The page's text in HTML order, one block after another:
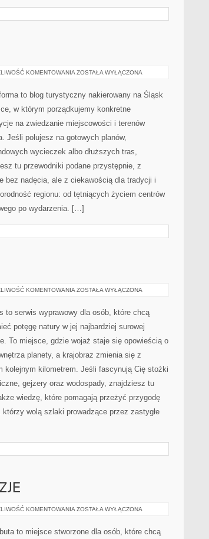
KOMENTOWANIA CIESZYN
ZOSTAŁA WYŁĄCZONA
to blog turystyczny nakierowany na Śląsk
w którym porządkujemy konkretne
na zwiedzanie miejscowości i terenów
Jeśli polujesz na gotowych planów,
wycieczek albo dłuższych tras,
tu przewodniki podane przystępnie, z
bez nadęcia, ale z ciekawością dla tradycji i
regionu: od tętniących życiem centrów
po wydarzenia. […]
KOMENTOWANIA PUSTYNIE
ZOSTAŁA WYŁĄCZONA
to serwis wyprawowy dla osób, które chcą
potęgę natury w jej najbardziej surowej
To miejsce, gdzie wojaż staje się opowieścią o
planety, a krajobraz zmienia się z
kolejnym kilometrem. Jeśli fascynują Cię stożki
gejzery oraz wodospady, znajdziesz tu
wiedzę, które pomagają przeżyć przygodę
wolą szlaki prowadzące przez zastygłe
KOMENTOWANIA PORÓWNANIA
ZOSTAŁA WYŁĄCZONA
to miejsce stworzone dla osób, które chcą